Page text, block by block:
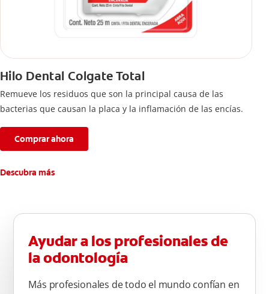
Hilo Dental Colgate Total
Remueve los residuos que son la principal causa de las
bacterias que causan la placa y la inflamación de las encías.
Comprar ahora
Descubra más
Ayudar a los profesionales de
la odontología
Más profesionales de todo el mundo confían en